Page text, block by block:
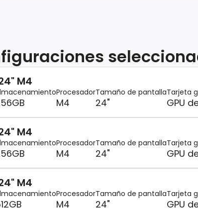
M4
Procesador
M4
Tamaño de pantalla
24"
Tarjeta
GPU
M4
Procesador
M4
Tamaño de pantalla
24"
Tarjeta
GPU
M4
Procesador
M4
Tamaño de pantalla
24"
Tarjeta
GPU